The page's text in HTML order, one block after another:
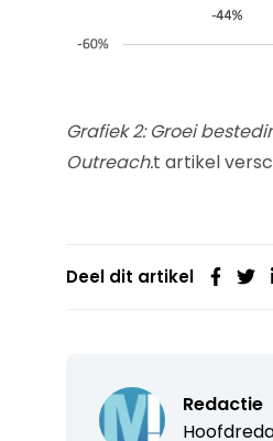
Grafiek 2: Groei
Outreach.t artikel
Deel dit artikel
Redactie